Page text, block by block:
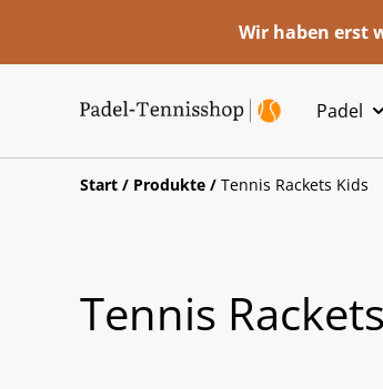
Wir haben erst
Padel
Start / Produkte / Tennis Rackets Kids
Tennis